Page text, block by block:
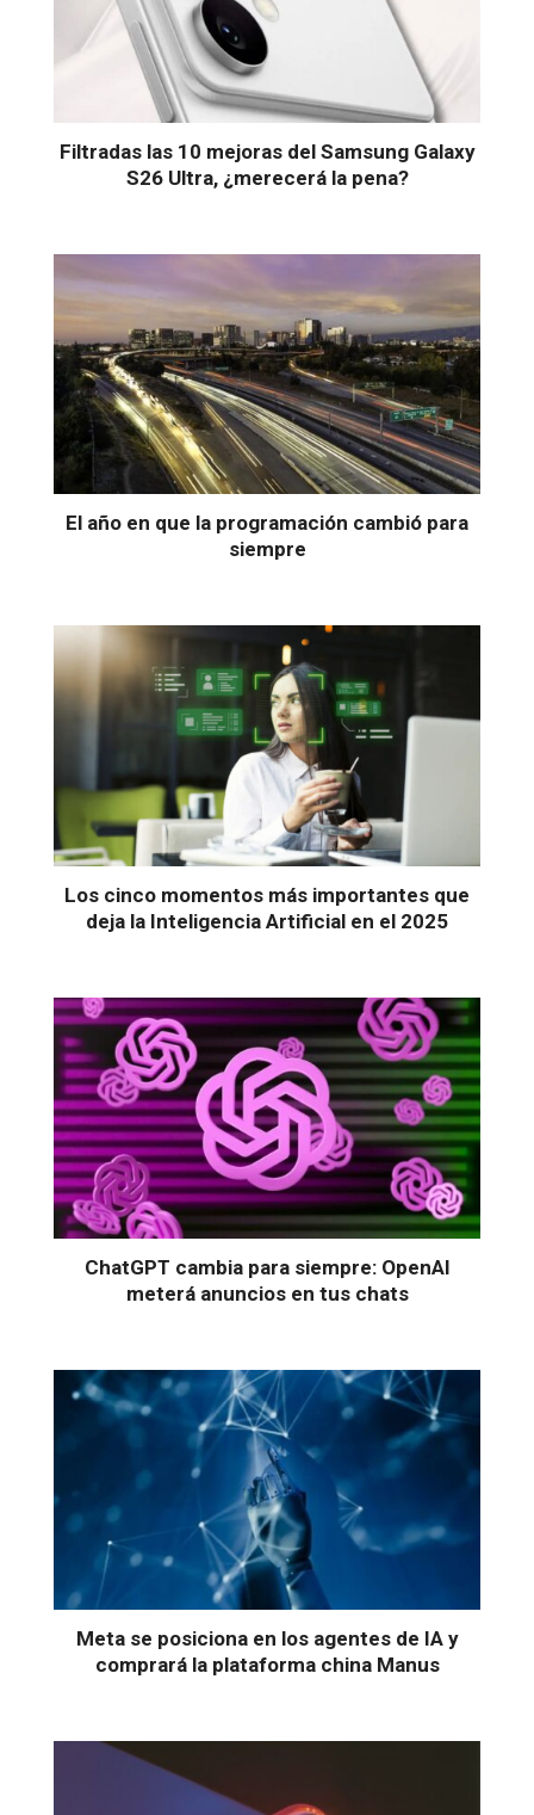
Filtradas las 10 mejoras del Samsung Galaxy
S26 Ultra, ¿merecerá la pena?
El año en que la programación cambió para
siempre
Los cinco momentos más importantes que
deja la Inteligencia Artificial en el 2025
ChatGPT cambia para siempre: OpenAI
meterá anuncios en tus chats
Meta se posiciona en los agentes de IA y
comprará la plataforma china Manus